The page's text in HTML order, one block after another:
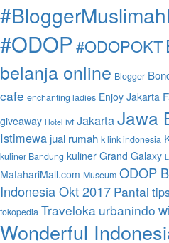
#ODOP#ODOPOKT
belanja online Blogger
cafe enchanting ladies Enjoy Jakarta
giveaway Hotel ivf JakartaJawa
Istimewa jual rumah k link indonesia
kuliner Bandung kuliner Grand Galaxy
MatahariMall.com Museum ODOP
Indonesia Okt 2017 Pantai
tokopedia Traveloka urbanindo
Wonderful